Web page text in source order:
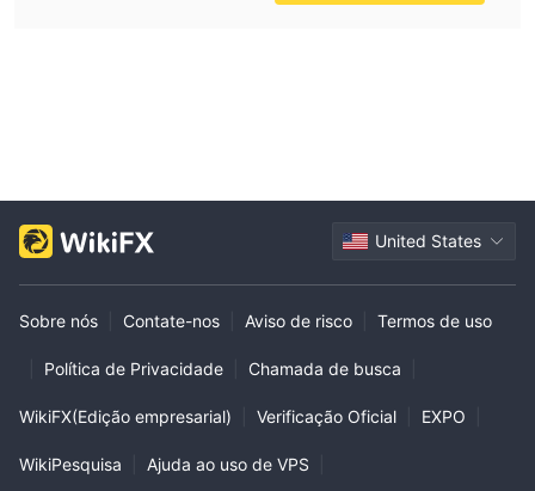
United States
Sobre nós Contate-nos Aviso de risco Termos de uso
Política de Privacidade Chamada de busca
WikiFX(Edição empresarial) Verificação Oficial EXPO
WikiPesquisa Ajuda ao uso de VPS